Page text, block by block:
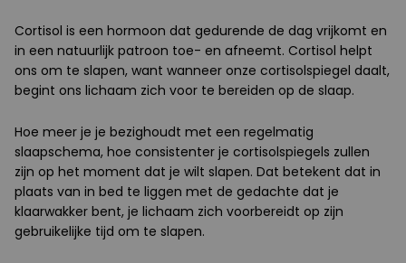
Cortisol is een hormoon dat gedurende de dag vrijkomt en
in een natuurlijk patroon toe- en afneemt. Cortisol helpt
ons om te slapen, want wanneer onze cortisolspiegel daalt,
begint ons lichaam zich voor te bereiden op de slaap.
Hoe meer je je bezighoudt met een regelmatig
slaapschema, hoe consistenter je cortisolspiegels zullen
zijn op het moment dat je wilt slapen. Dat betekent dat in
plaats van in bed te liggen met de gedachte dat je
klaarwakker bent, je lichaam zich voorbereidt op zijn
gebruikelijke tijd om te slapen.